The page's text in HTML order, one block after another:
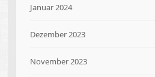
Januar 2024
Dezember 2023
November 2023